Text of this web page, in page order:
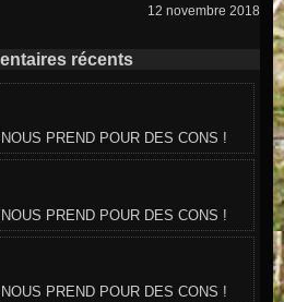
12 novembre 2018
récents
PREND POUR DES CONS !
PREND POUR DES CONS !
PREND POUR DES CONS !